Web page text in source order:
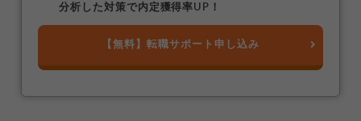
分析した対策で内定獲得率UP！
【無料】転職サポート申し込み